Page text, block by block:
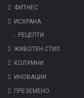
ФИТНЕС
ИСХРАНА
РЕЦЕПТИ
ЖИВОТЕН СТИЛ
КОЛУМНИ
ИНОВАЦИИ
ПРЕЗЕМЕНО